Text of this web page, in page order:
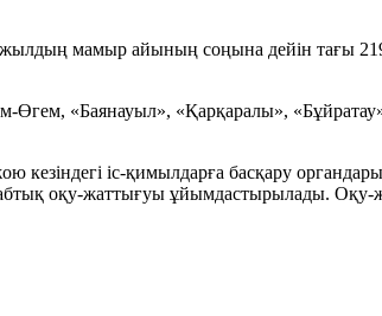
мамыр айының соңына дейін тағы
«Баянауыл», «Қарқаралы»,
іс-қимылдарға басқару
оқу-жаттығуы ұйымдастырылады.